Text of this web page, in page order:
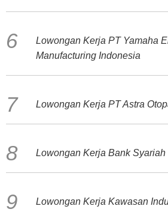
Lowongan Kerja PT Yamaha
Manufacturing Indonesia
Lowongan Kerja PT Astra
Lowongan Kerja Bank
Lowongan Kerja Kawasan